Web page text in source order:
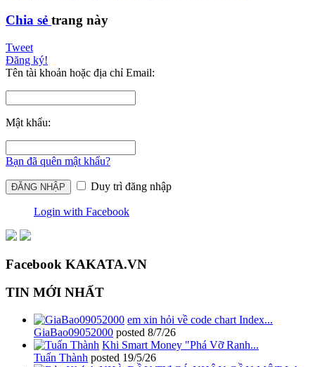
Chia sẻ trang này
Tweet
Đăng ký!
Tên tài khoản hoặc địa chỉ Email:
Mật khẩu:
Bạn đã quên mật khẩu?
Duy trì đăng nhập
Login with Facebook
Facebook KAKATA.VN
TIN MỚI NHẤT
em xin hỏi về code chart Index...
GiaBao09052000 posted 8/7/26
Khi Smart Money "Phá Vỡ Ranh...
Tuấn Thành posted 19/5/26